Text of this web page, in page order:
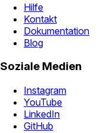
Hilfe
Kontakt
Dokumentation
Blog
Soziale Medien
Instagram
YouTube
LinkedIn
GitHub